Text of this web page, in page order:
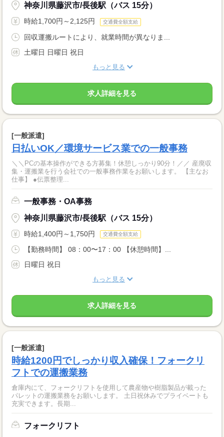
神奈川県藤沢市/長後駅（バス 15分）
時給1,700円～2,125円 交通費全額支給
回収運搬ルートにより、就業時間が異なりま...
土曜日 日曜日 祝日
もっと見る
求人詳細を見る
[一般派遣]
日払いOK／環境サービス業での一般事務
＼＼PCの基本操作ができる方募集！休憩しっかり90分！／／ 産廃収
集・運搬業を行う会社での一般事務作業をお願いします。 【主なお
仕事】 ●伝票整理...
一般事務・OA事務
神奈川県藤沢市/長後駅（バス 15分）
時給1,400円～1,750円 交通費全額支給
【勤務時間】 08：00〜17：00 【休憩時間】...
日曜日 祝日
もっと見る
求人詳細を見る
[一般派遣]
時給1200円でしっかり収入確保！フォークリ
フトでの運搬業務
倉庫内にて、フォークリフトを使用して農産物や樹脂製品が載った
パレットの運搬業務をお願いします。 土日祝休みでプライベートも
充実できます。長期...
フォークリフト